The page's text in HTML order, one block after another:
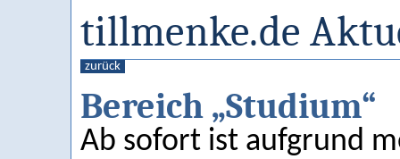
tillmenke.de
zurück
Bereich „Studium“
Ab sofort ist aufgrund